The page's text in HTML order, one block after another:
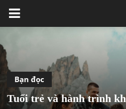
Bạn đọc
Tuổi trẻ và hành trình